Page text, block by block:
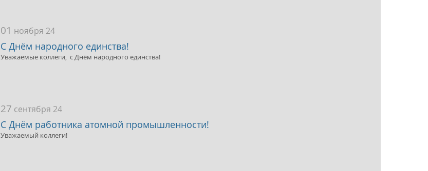
01 ноября 24
С Днём народного единства!
Уважаемые коллеги, с Днём народного единства!
27 сентября 24
С Днём работника атомной промышленности!
Уважаемый коллеги!